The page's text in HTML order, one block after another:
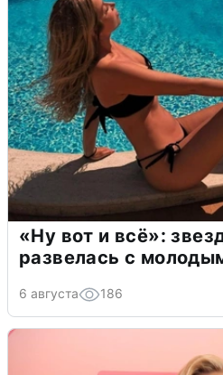
«Ну вот и всё»:
развелась с
6 августа 186